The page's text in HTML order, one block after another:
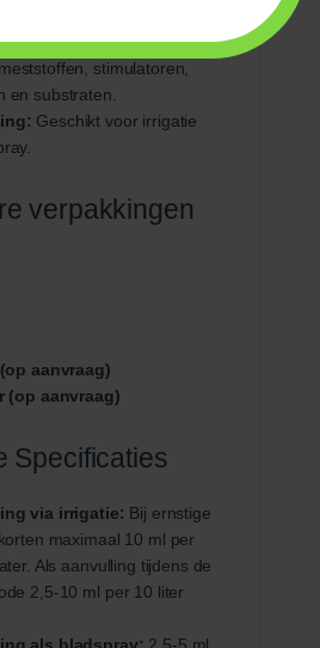
Mengbaar met alle
stimulatoren,
en substraten.
Geschikt voor irrigatie
verpakkingen
aanvraag)
(op aanvraag)
Specificaties
via irrigatie: Bij ernstige
maximaal 10 ml per
Als aanvulling tijdens de
2,5-10 ml per 10 liter
als bladspray: 2,5-5 ml